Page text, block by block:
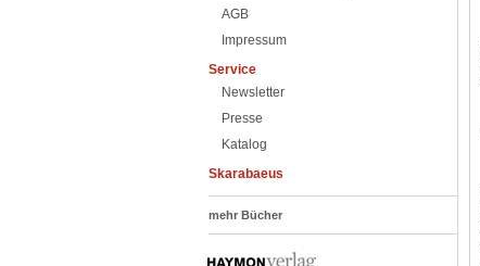
AGB
Impressum
Service
Newsletter
Presse
Katalog
Skarabaeus
mehr Bücher